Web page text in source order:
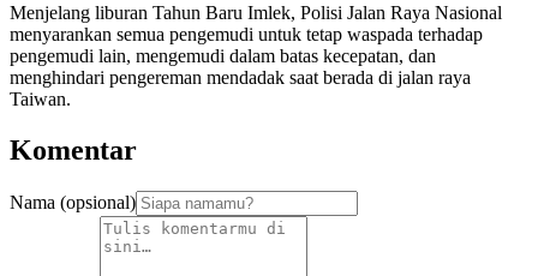
Menjelang liburan Tahun Baru Imlek, Polisi Jalan Raya Nasional
menyarankan semua pengemudi untuk tetap waspada terhadap
pengemudi lain, mengemudi dalam batas kecepatan, dan
menghindari pengereman mendadak saat berada di jalan raya
Taiwan.
Komentar
Nama (opsional)